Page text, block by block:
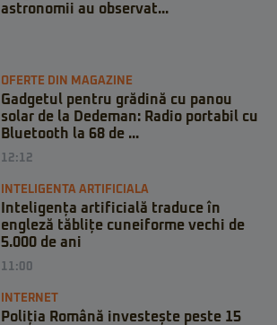
astronomii au observat...
OFERTE DIN MAGAZINE
Gadgetul pentru grădină cu panou
solar de la Dedeman: Radio portabil cu
Bluetooth la 68 de ...
12:12
INTELIGENTA ARTIFICIALA
Inteligența artificială traduce în
engleză tăblițe cuneiforme vechi de
5.000 de ani
11:00
INTERNET
Poliția Română investește peste 15